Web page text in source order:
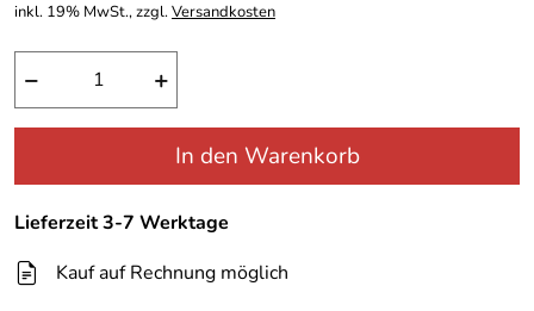
inkl. 19% MwSt., zzgl.Versandkosten
− +
In den Warenkorb
Lieferzeit 3-7 Werktage
Kauf auf Rechnung möglich